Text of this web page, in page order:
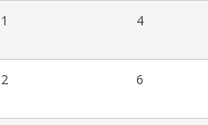
1 4
2 6